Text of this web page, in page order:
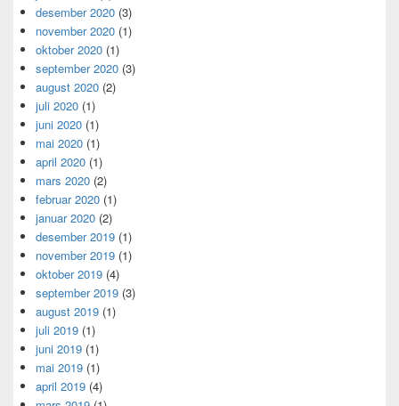
desember 2020 (3)
november 2020 (1)
oktober 2020 (1)
september 2020 (3)
august 2020 (2)
juli 2020 (1)
juni 2020 (1)
mai 2020 (1)
april 2020 (1)
mars 2020 (2)
februar 2020 (1)
januar 2020 (2)
desember 2019 (1)
november 2019 (1)
oktober 2019 (4)
september 2019 (3)
august 2019 (1)
juli 2019 (1)
juni 2019 (1)
mai 2019 (1)
april 2019 (4)